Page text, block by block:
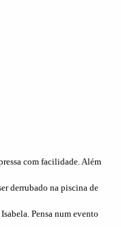
com facilidade. Além
derrubado na piscina de
Pensa num evento